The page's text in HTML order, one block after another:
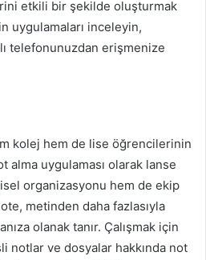
etkili bir şekilde oluşturmak
uygulamaları inceleyin,
telefonunuzdan erişmenize
kolej hem de lise öğrencilerinin
alma uygulaması olarak lanse
organizasyonu hem de ekip
metinden daha fazlasıyla
olanak tanır. Çalışmak için
notlar ve dosyalar hakkında not